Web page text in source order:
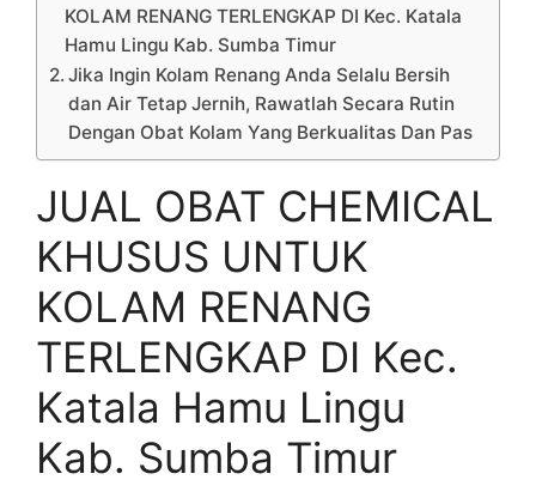
KOLAM RENANG TERLENGKAP DI Kec. Katala
Hamu Lingu Kab. Sumba Timur
Jika Ingin Kolam Renang Anda Selalu Bersih
dan Air Tetap Jernih, Rawatlah Secara Rutin
Dengan Obat Kolam Yang Berkualitas Dan Pas
JUAL OBAT CHEMICAL
KHUSUS UNTUK
KOLAM RENANG
TERLENGKAP DI Kec.
Katala Hamu Lingu
Kab. Sumba Timur